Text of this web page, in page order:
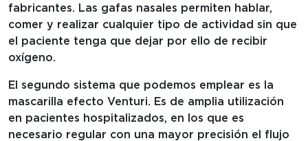
fabricantes. Las gafas nasales permiten hablar,
comer y realizar cualquier tipo de actividad sin que
el paciente tenga que dejar por ello de recibir
oxígeno.
El segundo sistema que podemos emplear es la
mascarilla efecto Venturi. Es de amplia utilización
en pacientes hospitalizados, en los que es
necesario regular con una mayor precisión el flujo